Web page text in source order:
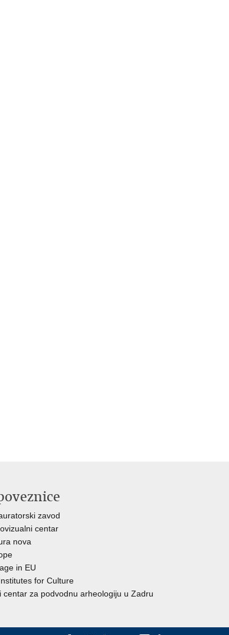
zavod
centar
nova
in EU
for Culture
centar za podvodnu arheologiju u Zadru